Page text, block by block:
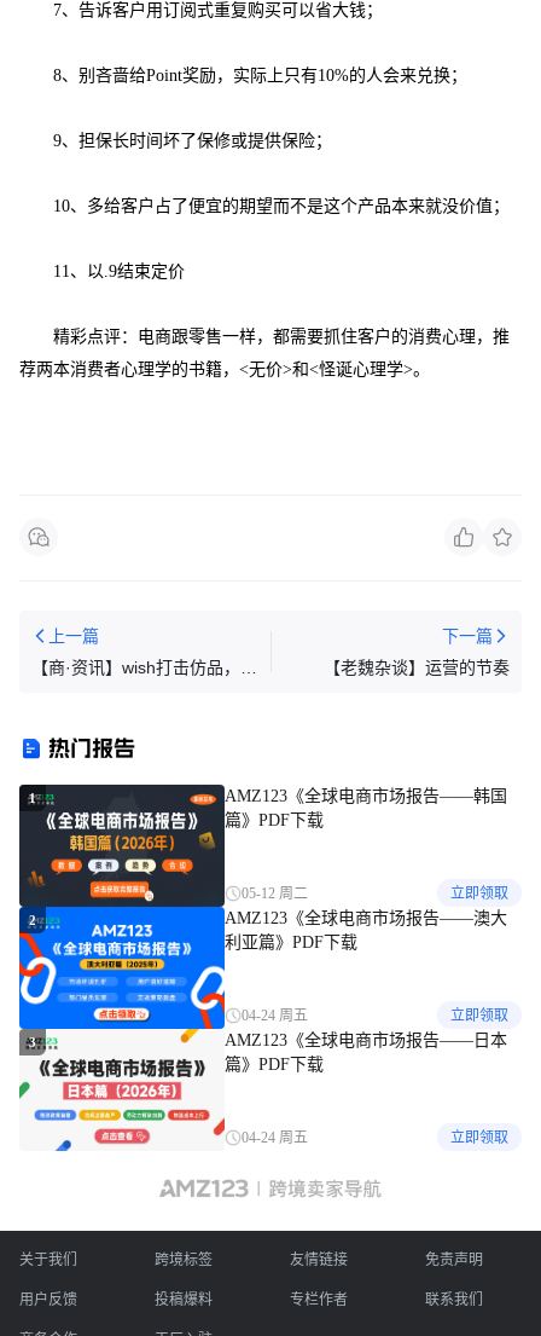
7、 告诉客户用订阅式重复购买可以省大钱；
8、 别吝啬给Point奖励，实际上只有10%的人会来兑换；
9、 担保长时间坏了保修或提供保险；
10、 多给客户占了便宜的期望而不是这个产品本来就没价值；
11、 以.9结束定价
精彩点评：电商跟零售一样，都需要抓住客户的消费心理，推
荐两本消费者心理学的书籍， <无价>和<怪诞心理学>。
上一篇
【商·资讯】wish打击仿品，
下一篇
【老魏杂谈】运营的节奏
热门报告
1
AMZ123《全球电商市场报告——韩国
篇》PDF下载
05-12 周二 立即领取
2
AMZ123《全球电商市场报告——澳大
利亚篇》PDF下载
04-24 周五 立即领取
3
AMZ123《全球电商市场报告——日本
篇》PDF下载
04-24 周五 立即领取
关于我们 跨境标签 友情链接 免责声明
用户反馈 投稿爆料 专栏作者 联系我们